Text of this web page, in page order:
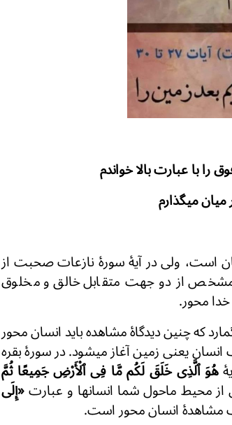
با عبارت بالا خواندم
میان میگذارم
انسان است، ولی در آیهٔ سورهٔ نازعات صحبت از
از دو جهت متقابل خالق و مخلوق
محور.
که چنین دیدگاهٔ مشاهده باید انسان محور
یعنی زمین آغاز میشود. در سورهٔ بقره
هُوَ ٱلَّذِى خَلَقَ لَكُم مَّا فِى ٱلْأَرْضِ جَمِيعًا ثُمَّ
محیط ماحول شما انسانها و عبارت«إِلَى
مشاهدهٔ انسان محور است.